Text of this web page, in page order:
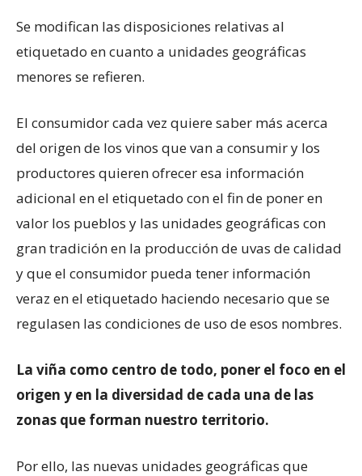
Se modifican las disposiciones relativas al
etiquetado en cuanto a unidades geográficas
menores se refieren.
El consumidor cada vez quiere saber más acerca
del origen de los vinos que van a consumir y los
productores quieren ofrecer esa información
adicional en el etiquetado con el fin de poner en
valor los pueblos y las unidades geográficas con
gran tradición en la producción de uvas de calidad
y que el consumidor pueda tener información
veraz en el etiquetado haciendo necesario que se
regulasen las condiciones de uso de esos nombres.
La viña como centro de todo, poner el foco en el
origen y en la diversidad de cada una de las
zonas que forman nuestro territorio.
Por ello, las nuevas unidades geográficas que